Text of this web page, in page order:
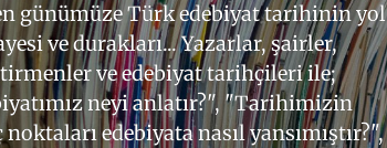
günümüze Türk edebiyat tarihinin yol
ve durakları... Yazarlar, şairler,
ve edebiyat tarihçileri ile;
neyi anlatır?", "Tarihimizin
edebiyata nasıl yansımıştır?",